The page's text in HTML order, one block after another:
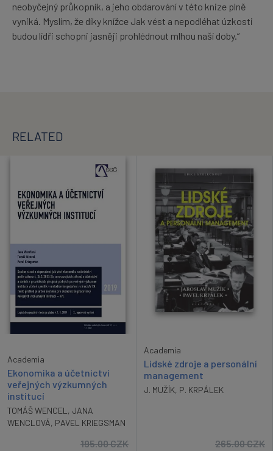
neobyčejný průkopník, a jeho obdarování v této knize plně
vyniká. Myslím, že díky knížce Jak vést a nepodléhat úzkosti
budou lídři schopni jasněji prohlédnout mlhou naší doby.“
RELATED
Academia
Ekonomika a účetnictví
veřejných výzkumných
institucí
TOMÁŠ WENCEL , JANA
WENCLOVÁ, PAVEL KRIEGSMAN
195.00CZK
Academia
Lidské zdroje a personální
management
J. MUŽÍK, P. KRPÁLEK
265.00CZK